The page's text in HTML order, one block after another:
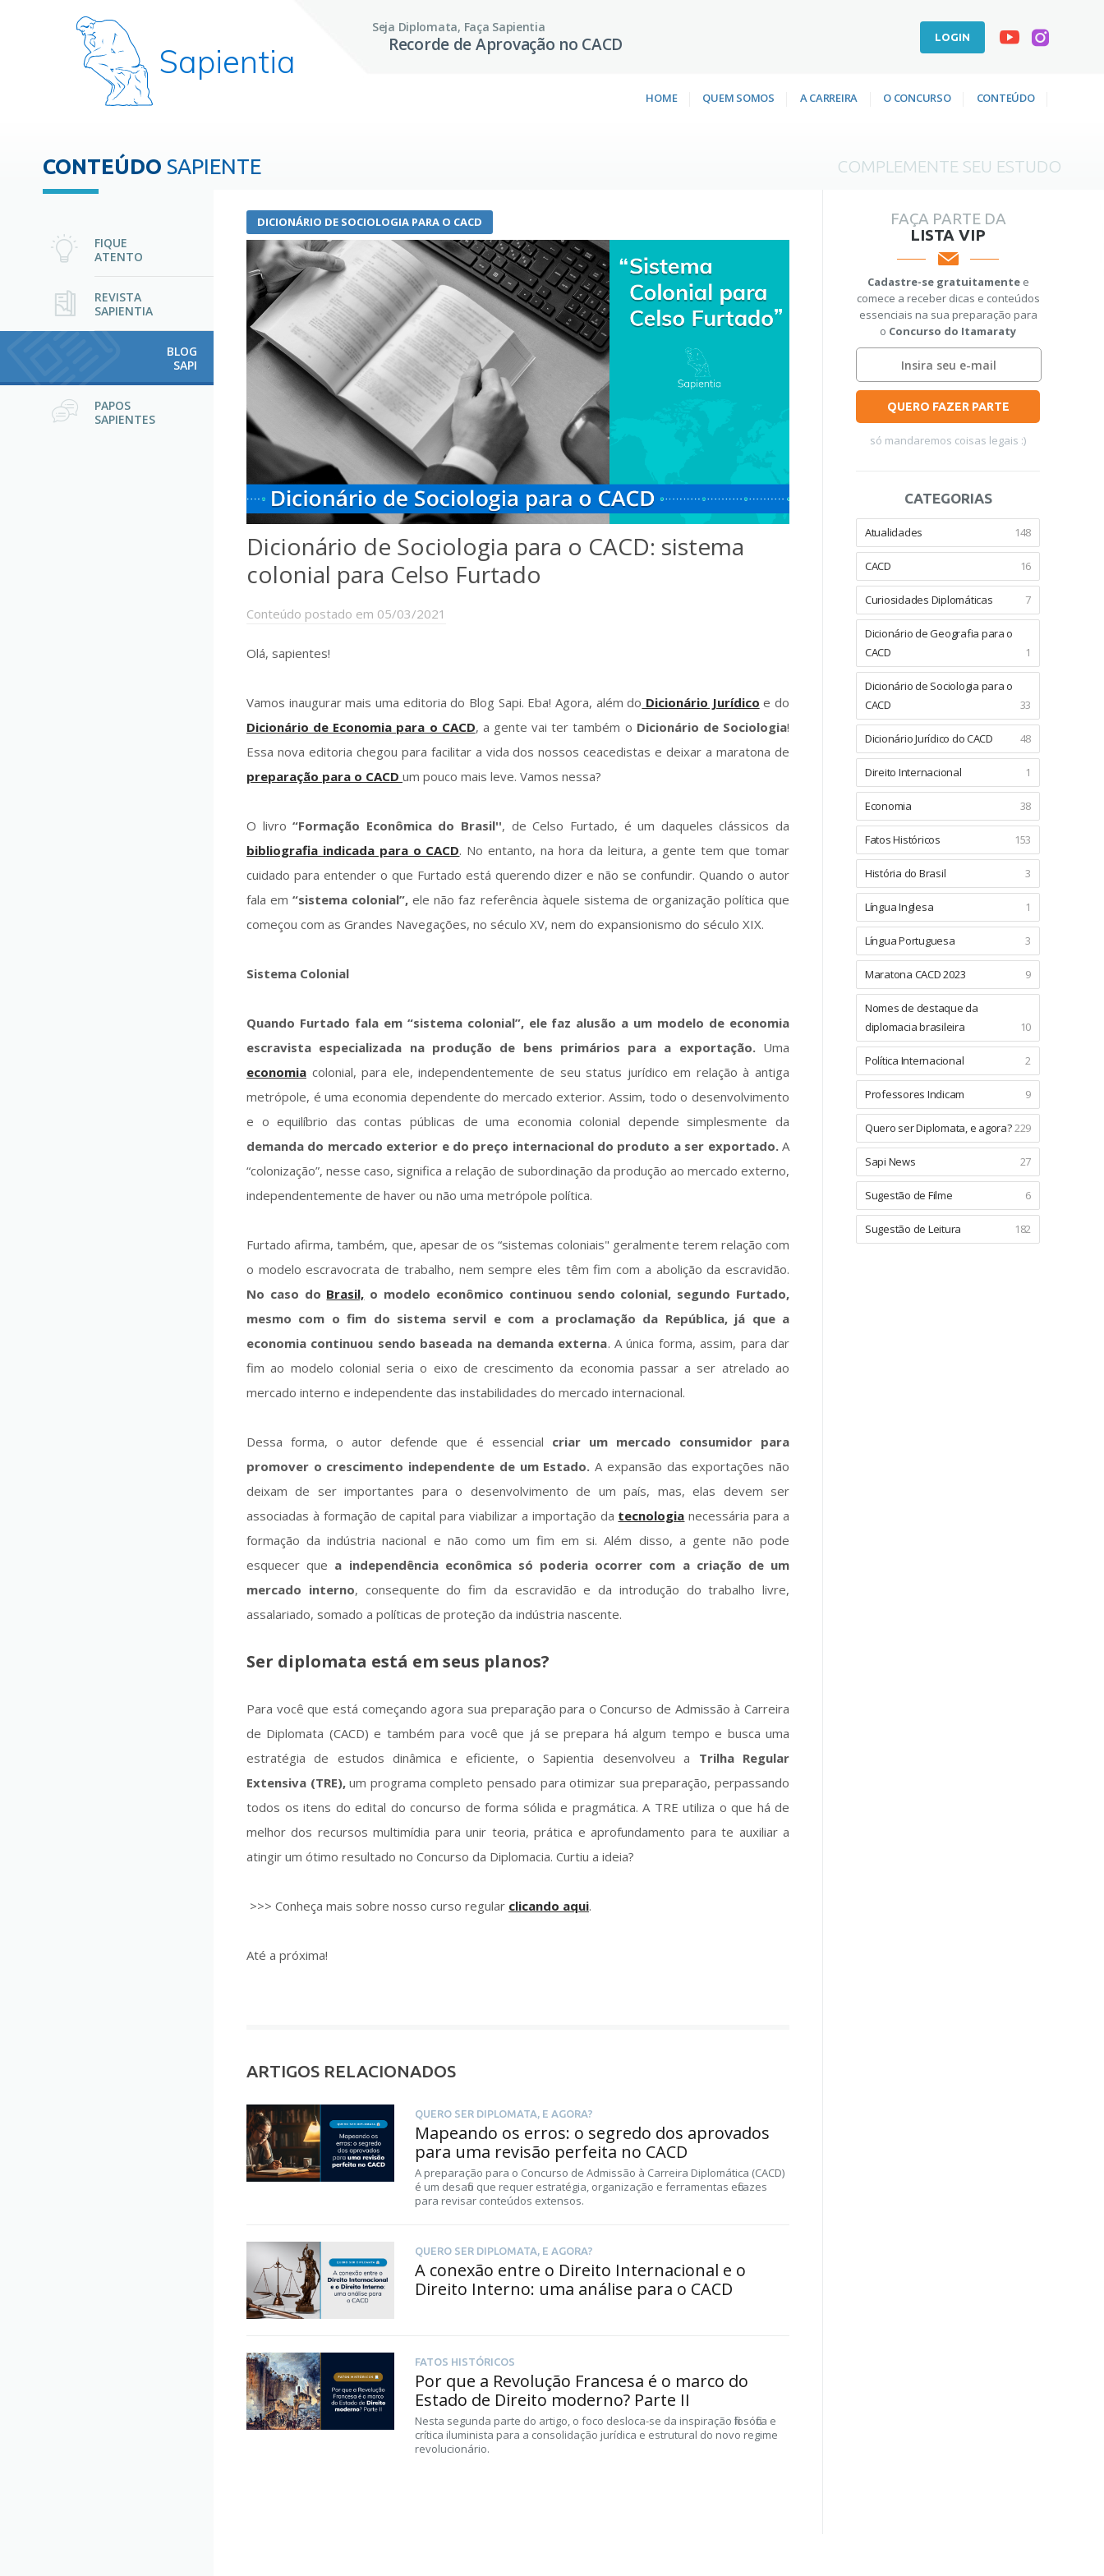
Sapientia
Seja Diplomata, Faça Sapientia
Recorde de Aprovação no CACD LOGIN
HOME QUEM SOMOS A CARREIRA O CONCURSO CONTEÚDO
CONTEÚDO SAPIENTE COMPLEMENTE SEU ESTUDO
FIQUE
ATENTO
REVISTA
SAPIENTIA
BLOG
SAPI
PAPOS
SAPIENTES
DICIONÁRIO DE SOCIOLOGIA PARA O CACD
Dicionário de Sociologia para o CACD: sistema
colonial para Celso Furtado
Conteúdo postado em 05/03/2021
Olá, sapientes!
Vamos inaugurar mais uma editoria do Blog Sapi. Eba! Agora, além do Dicionário Jurídico e do
Dicionário de Economia para o CACD, a gente vai ter também o Dicionário de Sociologia!
Essa nova editoria chegou para facilitar a vida dos nossos ceacedistas e deixar a maratona de
preparação para o CACD um pouco mais leve. Vamos nessa?
O livro“Formação Econômica do Brasil'', de Celso Furtado, é um daqueles clássicos da
bibliografia indicada para o CACD. No entanto, na hora da leitura, a gente tem que tomar
cuidado para entender o que Furtado está querendo dizer e não se confundir. Quando o autor
fala em“sistema colonial”,ele não faz referência àquele sistema de organização política que
começou com as Grandes Navegações, no século XV, nem do expansionismo do século XIX.
Sistema Colonial
Quando Furtado fala em “sistema colonial”, ele faz alusão a um modelo de economia
escravista especializada na produção de bens primários para a exportação.Uma
economia colonial, para ele, independentemente de seu status jurídico em relação à antiga
metrópole, é uma economia dependente do mercado exterior. Assim, todo o desenvolvimento
e o equilíbrio das contas públicas de uma economia colonial depende simplesmente da
demanda do mercado exterior e do preço internacional do produto a ser exportado.A
“colonização”, nesse caso, significa a relação de subordinação da produção ao mercado externo,
independentemente de haver ou não uma metrópole política.
Furtado afirma, também, que, apesar de os “sistemas coloniais" geralmente terem relação com
o modelo escravocrata de trabalho, nem sempre eles têm fim com a abolição da escravidão.
No caso do Brasil, o modelo econômico continuou sendo colonial, segundo Furtado,
mesmo com o fim do sistema servil e com a proclamação da República, já que a
economia continuou sendo baseada na demanda externa. A única forma, assim, para dar
fim ao modelo colonial seria o eixo de crescimento da economia passar a ser atrelado ao
mercado interno e independente das instabilidades do mercado internacional.
Dessa forma, o autor defende que é essencial criar um mercado consumidor para
promover o crescimento independente de um Estado. A expansão das exportações não
deixam de ser importantes para o desenvolvimento de um país, mas, elas devem ser
associadas à formação de capital para viabilizar a importação da tecnologia necessária para a
formação da indústria nacional e não como um fim em si. Além disso, a gente não pode
esquecer que a independência econômica só poderia ocorrer com a criação de um
mercado interno, consequente do fim da escravidão e da introdução do trabalho livre,
assalariado, somado a políticas de proteção da indústria nascente.
Ser diplomata está em seus planos?
Para você que está começando agora sua preparação para o Concurso de Admissão à Carreira
de Diplomata (CACD) e também para você que já se prepara há algum tempo e busca uma
estratégia de estudos dinâmica e eficiente, o Sapientia desenvolveu a Trilha Regular
Extensiva (TRE),um programa completo pensado para otimizar sua preparação, perpassando
todos os itens do edital do concurso de forma sólida e pragmática. A TRE utiliza o que há de
melhor dos recursos multimídia para unir teoria, prática e aprofundamento para te auxiliar a
atingir um ótimo resultado no Concurso da Diplomacia. Curtiu a ideia?
>>> Conheça mais sobre nosso curso regular clicando aqui.
Até a próxima!
ARTIGOS RELACIONADOS
QUERO SER DIPLOMATA, E AGORA?
Mapeando os erros: o segredo dos aprovados
para uma revisão perfeita no CACD
A preparação para o Concurso de Admissão à Carreira Diplomática (CACD)
é um desafio que requer estratégia, organização e ferramentas eficazes
para revisar conteúdos extensos.
QUERO SER DIPLOMATA, E AGORA?
A conexão entre o Direito Internacional e o
Direito Interno: uma análise para o CACD
FATOS HISTÓRICOS
Por que a Revolução Francesa é o marco do
Estado de Direito moderno? Parte II
Nesta segunda parte do artigo, o foco desloca-se da inspiração filosófica e
crítica iluminista para a consolidação jurídica e estrutural do novo regime
revolucionário.
FAÇA PARTE DA
LISTA VIP
Cadastre-se gratuitamentee
comece a receber dicas e conteúdos
essenciais na sua preparação para
o Concurso do Itamaraty
QUERO FAZER PARTE
só mandaremos coisas legais :)
CATEGORIAS
Atualidades 148
CACD 16
Curiosidades Diplomáticas 7
Dicionário de Geografia para o
CACD
1
Dicionário de Sociologia para o
CACD
33
Dicionário Jurídico do CACD 48
Direito Internacional 1
Economia 38
Fatos Históricos 153
História do Brasil 3
Língua Inglesa 1
Língua Portuguesa 3
Maratona CACD 2023 9
Nomes de destaque da
diplomacia brasileira
10
Política Internacional 2
Professores Indicam 9
Quero ser Diplomata, e agora?229
Sapi News 27
Sugestão de Filme 6
Sugestão de Leitura 182